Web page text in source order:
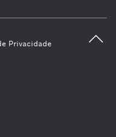
Privacidade